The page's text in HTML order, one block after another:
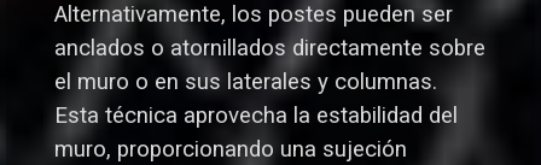
Alternativamente, los postes pueden ser
anclados o atornillados directamente sobre
el muro o en sus laterales y columnas.
Esta técnica aprovecha la estabilidad del
muro, proporcionando una sujeción